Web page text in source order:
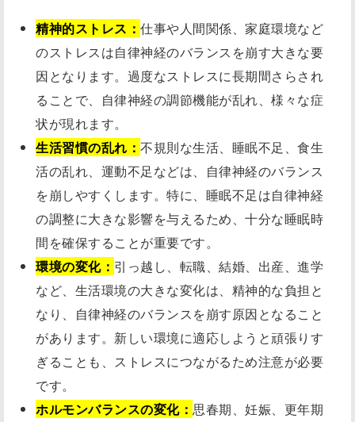
精神的ストレス： 仕事や人間関係、家庭環境など
のストレスは自律神経のバランスを崩す大きな要
因となります。過度なストレスに長期間さらされ
ることで、自律神経の調節機能が乱れ、様々な症
状が現れます。
生活習慣の乱れ： 不規則な生活、睡眠不足、食生
活の乱れ、運動不足などは、自律神経のバランス
を崩しやすくします。特に、睡眠不足は自律神経
の調整に大きな影響を与えるため、十分な睡眠時
間を確保することが重要です。
環境の変化： 引っ越し、転職、結婚、出産、進学
など、生活環境の大きな変化は、精神的な負担と
なり、自律神経のバランスを崩す原因となること
があります。新しい環境に適応しようと頑張りす
ぎることも、ストレスにつながるため注意が必要
です。
ホルモンバランスの変化： 思春期、妊娠、更年期